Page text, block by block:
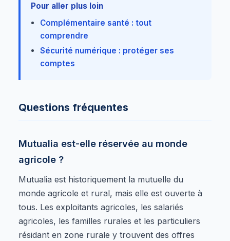
Pour aller plus loin
Complémentaire santé : tout
comprendre
Sécurité numérique : protéger ses
comptes
Questions fréquentes
Mutualia est-elle réservée au monde
agricole ?
Mutualia est historiquement la mutuelle du
monde agricole et rural, mais elle est ouverte à
tous. Les exploitants agricoles, les salariés
agricoles, les familles rurales et les particuliers
résidant en zone rurale y trouvent des offres